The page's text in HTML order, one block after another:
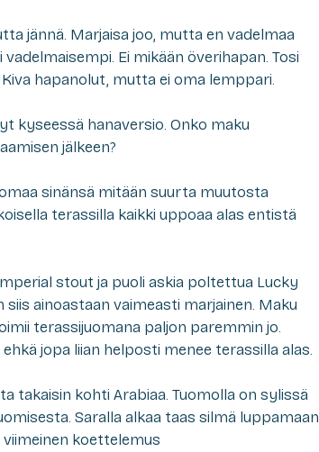
jännä. Marjaisa joo, mutta en vadelmaa
Ei mikään överihapan. Tosi
hapanolut, mutta ei oma lemppari.
kyseessä hanaversio. Onko maku
jälkeen?
sinänsä mitään suurta muutosta
terassilla kaikki uppoaa alas entistä
stout ja puoli askia poltettua Lucky
ainoastaan vaimeasti marjainen. Maku
terassijuomana paljon paremmin jo.
jopa liian helposti menee terassilla alas.
takaisin kohti Arabiaa. Tuomolla on sylissä
Saralla alkaa taas silmä luppamaan
koettelemus